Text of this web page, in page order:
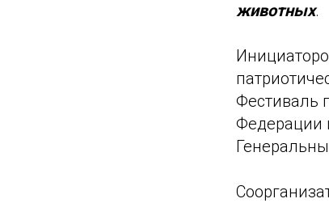
животных.
Фестиваль
Федерации